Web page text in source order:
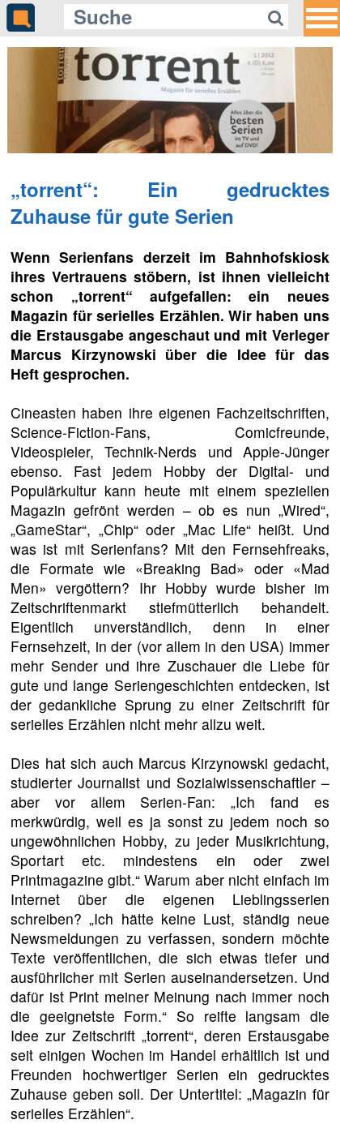
„torrent“: Ein gedrucktes
Zuhause für gute Serien
Wenn Serienfans derzeit im Bahnhofskiosk
ihres Vertrauens stöbern, ist ihnen vielleicht
schon „torrent“ aufgefallen: ein neues
Magazin für serielles Erzählen. Wir haben uns
die Erstausgabe angeschaut und mit Verleger
Marcus Kirzynowski über die Idee für das
Heft gesprochen.
Cineasten haben ihre eigenen Fachzeitschriften,
Science-Fiction-Fans, Comicfreunde,
Videospieler, Technik-Nerds und Apple-Jünger
ebenso. Fast jedem Hobby der Digital- und
Populärkultur kann heute mit einem speziellen
Magazin gefrönt werden – ob es nun „Wired“,
„GameStar“, „Chip“ oder „Mac Life“ heißt. Und
was ist mit Serienfans? Mit den Fernsehfreaks,
die Formate wie «Breaking Bad» oder «Mad
Men» vergöttern? Ihr Hobby wurde bisher im
Zeitschriftenmarkt stiefmütterlich behandelt.
Eigentlich unverständlich, denn in einer
Fernsehzeit, in der (vor allem in den USA) immer
mehr Sender und ihre Zuschauer die Liebe für
gute und lange Seriengeschichten entdecken, ist
der gedankliche Sprung zu einer Zeitschrift für
serielles Erzählen nicht mehr allzu weit.
Dies hat sich auch Marcus Kirzynowski gedacht,
studierter Journalist und Sozialwissenschaftler –
aber vor allem Serien-Fan: „Ich fand es
merkwürdig, weil es ja sonst zu jedem noch so
ungewöhnlichen Hobby, zu jeder Musikrichtung,
Sportart etc. mindestens ein oder zwei
Printmagazine gibt.“ Warum aber nicht einfach im
Internet über die eigenen Lieblingsserien
schreiben? „Ich hätte keine Lust, ständig neue
Newsmeldungen zu verfassen, sondern möchte
Texte veröffentlichen, die sich etwas tiefer und
ausführlicher mit Serien auseinandersetzen. Und
dafür ist Print meiner Meinung nach immer noch
die geeignetste Form.“ So reifte langsam die
Idee zur Zeitschrift „torrent“, deren Erstausgabe
seit einigen Wochen im Handel erhältlich ist und
Freunden hochwertiger Serien ein gedrucktes
Zuhause geben soll. Der Untertitel: „Magazin für
serielles Erzählen“.